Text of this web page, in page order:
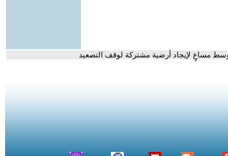
مساعٍ لإيجاد أرضية مشتركة لوقف التصعيد